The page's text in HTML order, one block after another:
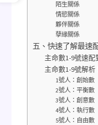
陌生關係
情慾關係
夥伴關係
孽緣關係
五、快速了解最速
主命數1-9號速配
主命數1-9號解析
1號人：創始數
2號人：平衡數
3號人：創意數
4號人：執行數
5號人：自由數